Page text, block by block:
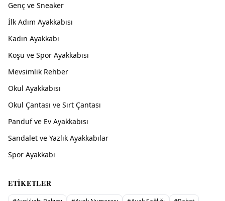
Genç ve Sneaker
İlk Adım Ayakkabısı
Kadın Ayakkabı
Koşu ve Spor Ayakkabısı
Mevsimlik Rehber
Okul Ayakkabısı
Okul Çantası ve Sırt Çantası
Panduf ve Ev Ayakkabısı
Sandalet ve Yazlık Ayakkabılar
Spor Ayakkabı
ETIKETLER